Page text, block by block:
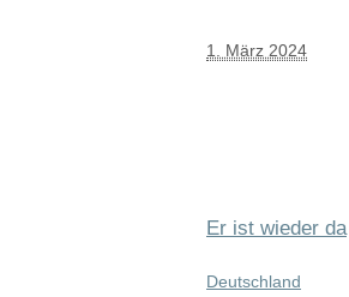
1. März 2024
Er ist wieder da
Deutschland